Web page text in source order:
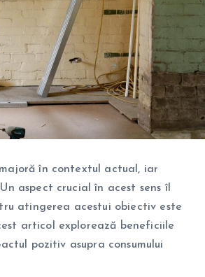
în contextul actual, iar
aspect crucial în acest sens îl
atingerea acestui obiectiv este
articol explorează beneficiile
pozitiv asupra consumului